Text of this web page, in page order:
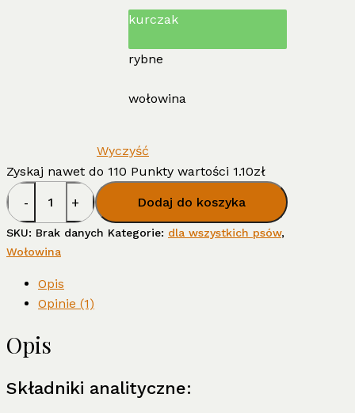
kurczak
rybne
wołowina
Wyczyść
Zyskaj nawet do 110 Punkty wartości 1.10zł
ilość
Paski
mięsne
-
rodzaje
Dodaj do koszyka
SKU: Brak danych Kategorie: dla wszystkich psów,
Wołowina
Opis
Opinie (1)
Opis
Składniki analityczne: